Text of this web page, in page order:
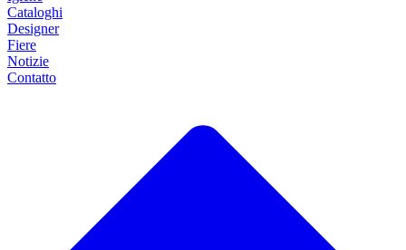
Cataloghi
Designer
Fiere
Notizie
Contatto